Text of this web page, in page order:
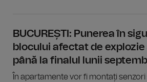
BUCUREȘTI: Punerea în
blocului afectat de
până la finalul lunii
În apartamente vor fi montați senzori